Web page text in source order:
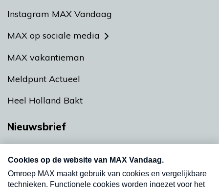
Instagram MAX Vandaag
MAX op sociale media
MAX vakantieman
Meldpunt Actueel
Heel Holland Bakt
Nieuwsbrief
nieuwsbrief. Elke vrijdag- en dinsdagochtend in
uw mailbox.